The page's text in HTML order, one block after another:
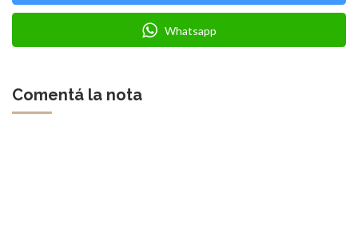
Whatsapp
Comentá la nota